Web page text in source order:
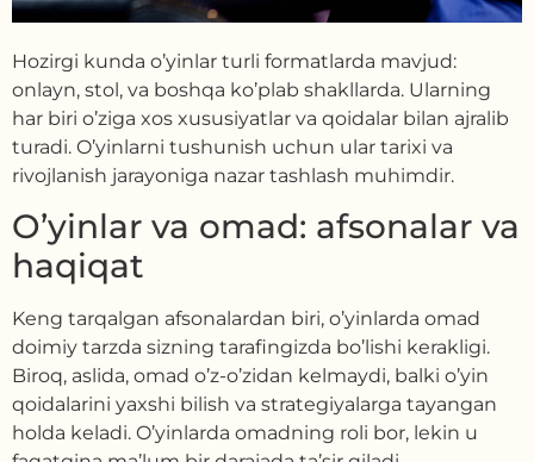
Hozirgi kunda o’yinlar turli formatlarda mavjud:
onlayn, stol, va boshqa ko’plab shakllarda. Ularning
har biri o’ziga xos xususiyatlar va qoidalar bilan ajralib
turadi. O’yinlarni tushunish uchun ular tarixi va
rivojlanish jarayoniga nazar tashlash muhimdir.
O’yinlar va omad: afsonalar va
haqiqat
Keng tarqalgan afsonalardan biri, o’yinlarda omad
doimiy tarzda sizning tarafingizda bo’lishi kerakligi.
Biroq, aslida, omad o’z-o’zidan kelmaydi, balki o’yin
qoidalarini yaxshi bilish va strategiyalarga tayangan
holda keladi. O’yinlarda omadning roli bor, lekin u